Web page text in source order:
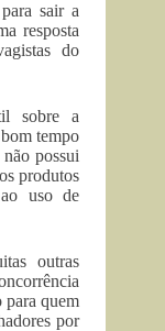
sair a
resposta
do
sobre a
tempo
possui
produtos
uso de
outras
para quem
por